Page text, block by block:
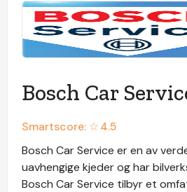
Bosch Car
Smartscore: ☆4.5
Bosch Car Service er en av
uavhengige kjeder og har
Bosch Car Service tilbyr et